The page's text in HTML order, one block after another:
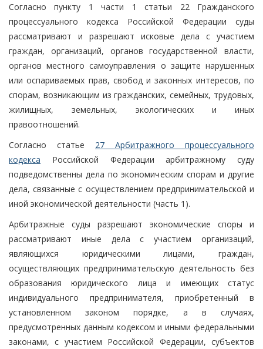
Согласно пункту 1 части 1 статьи 22 Гражданского
процессуального кодекса Российской Федерации суды
рассматривают и разрешают исковые дела с участием
граждан, организаций, органов государственной власти,
органов местного самоуправления о защите нарушенных
или оспариваемых прав, свобод и законных интересов, по
спорам, возникающим из гражданских, семейных, трудовых,
жилищных, земельных, экологических и иных
правоотношений.
Согласно статье 27 Арбитражного процессуального
кодекса Российской Федерации арбитражному суду
подведомственны дела по экономическим спорам и другие
дела, связанные с осуществлением предпринимательской и
иной экономической деятельности (часть 1).
Арбитражные суды разрешают экономические споры и
рассматривают иные дела с участием организаций,
являющихся юридическими лицами, граждан,
осуществляющих предпринимательскую деятельность без
образования юридического лица и имеющих статус
индивидуального предпринимателя, приобретенный в
установленном законом порядке, а в случаях,
предусмотренных данным кодексом и иными федеральными
законами, с участием Российской Федерации, субъектов